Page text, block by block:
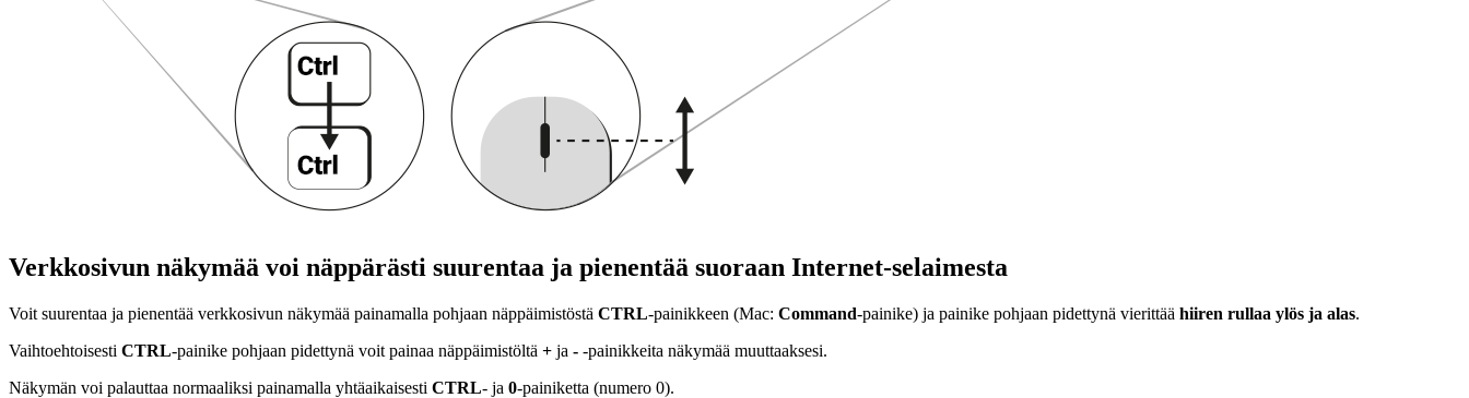
Verkkosivun näkymää voi näppärästi suurentaa ja pienentää suoraan Internet-selaimesta
Voit suurentaa ja pienentää verkkosivun näkymää painamalla pohjaan näppäimistöstä CTRL-painikkeen (Mac: Command-painike) ja painike pohjaan pidettynä vierittää hiiren rullaa ylös ja alas.
Vaihtoehtoisesti CTRL-painike pohjaan pidettynä voit painaa näppäimistöltä + ja - -painikkeita näkymää muuttaaksesi.
Näkymän voi palauttaa normaaliksi painamalla yhtäaikaisesti CTRL- ja 0-painiketta (numero 0).